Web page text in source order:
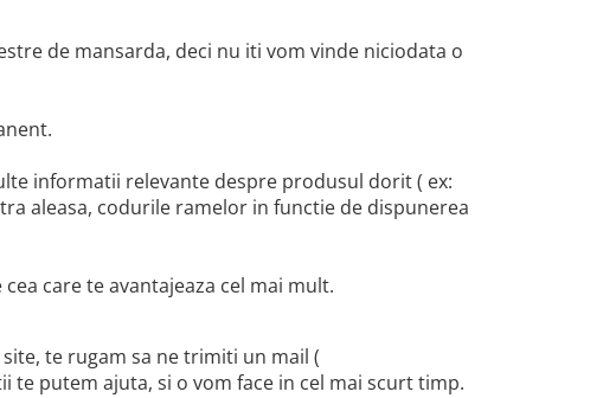
de mansarda, deci nu iti vom vinde niciodata o
informatii relevante despre produsul dorit ( ex:
aleasa, codurile ramelor in functie de dispunerea
care te avantajeaza cel mai mult.
te rugam sa ne trimiti un mail (
te putem ajuta, si o vom face in cel mai scurt timp.